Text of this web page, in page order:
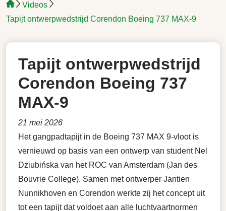
Videos
Tapijt ontwerpwedstrijd Corendon Boeing 737 MAX-9
Tapijt ontwerpwedstrijd
Corendon Boeing 737
MAX-9
21 mei 2026
Het gangpadtapijt in de Boeing 737 MAX 9-vloot is
vernieuwd op basis van een ontwerp van student Nel
Dziubińska van het ROC van Amsterdam (Jan des
Bouvrie College). Samen met ontwerper Jantien
Nunnikhoven en Corendon werkte zij het concept uit
tot een tapijt dat voldoet aan alle luchtvaartnormen